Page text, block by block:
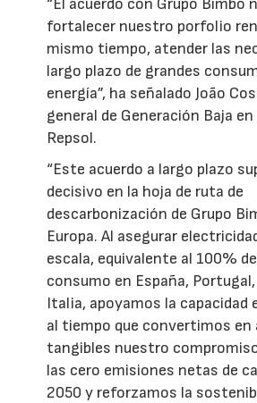
fortalecer nuestro porfolio
mismo tiempo, atender las
largo plazo de grandes
energía”, ha señalado João
general de Generación Baja
Repsol.
“Este acuerdo a largo plazo
decisivo en la hoja de ruta de
descarbonización de Grupo
Europa. Al asegurar
escala, equivalente al 100%
consumo en España,
Italia, apoyamos la capacidad
al tiempo que convertimos en
tangibles nuestro
las cero emisiones netas de
2050 y reforzamos la